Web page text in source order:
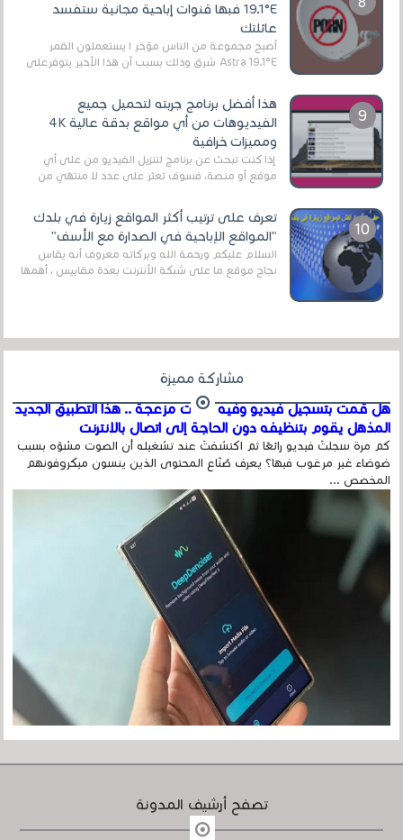
19.1°E فبها قنوات إباحية مجانية ستفسد
عائلتك
أصبح مجموعة من الناس مؤخر ا يستعملون القمر
Astra 19.1°E شرق وذلك بسبب أن هذا الأخير يتوفرعلى
هذا أفضل برنامج جربته لتحميل جميع
الفيديوهات من أي مواقع بدقة عالية 4K
ومميزات خرافية
إذا كنت تبحث عن برنامج لتنزيل الفيديو من على أي
موقع أو منصة، فسوف تعثر على عدد لا منتهي من
تعرف على ترتيب أكثر المواقع زيارة في بلدك
"المواقع الإباحية في الصدارة مع الأسف"
السلام عليكم ورحمة الله وبركاته معروف أنه يقاس
نجاح موقع ما على شبكة الأنترنت بعدة مقاييس ، أهمها
مشاركة مميزة
هل قمت بتسجيل فيديو وفيه أصوت مزعجة .. هذا التطبيق الجديد
المذهل يقوم بتنظيفه دون الحاجة إلى اتصال بالإنترنت
كم مرة سجلتَ فيديو رائعًا ثم اكتشفتَ عند تشغيله أن الصوت مشوّه بسبب
ضوضاء غير مرغوب فيها؟ يعرف صُنّاع المحتوى الذين ينسون ميكروفونهم
المخصص ...
تصفح أرشيف المدونة